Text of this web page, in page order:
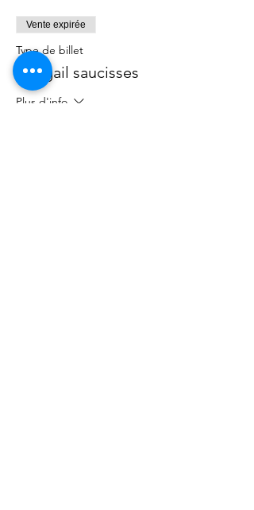
Vente expirée
Type de billet
Rougail saucisses
Plus d'info